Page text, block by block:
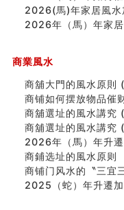
商铺如何摆放物品催
极其旺夫的女人面相
居家風水懶人包！
這樣風水的房子別�
南半球的八字如何推排
玄空本义(六)
额相与命运
风水先生林琅仙的传说
从痣看相
姓名陰陽配置的凶吉
六爻測住宅風水 (
玄空本义 (五)
财务办公室风水布局
2026(馬)年家居風水
2026年（馬）年家
商業風水
商舖大門的風水原則
商铺如何摆放物品催
商舖選址的風水講究
商舖選址的風水講究
2026年（馬）年升
商鋪选址的風水原则
商铺门风水的〝三宜
2025（蛇）年升遷